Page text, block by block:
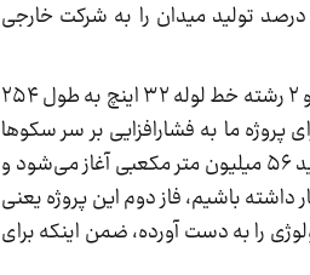
و ۹ میلیون دلار است و این که گفته می‌شود دولت رفته قراردادی بسته که در طول ۲۰ سال، ۵۰ درصد تولید میدان را به شرکت خارجی
به گفته زنگنه قرار است که «در راستای اجرای این قرارداد ۳۰ حلقه چاه حفر شود، ‌۲ سکو احداث شود و ۲ رشته خط لوله ۳۲ اینچ به طول ۲۵۴
هزینه دارد. در فاز دوم اجرای پروژه ما به فشارافزایی بر سر سکوها
می‌پردازیم که باعث می‌شود تولیدمان تداوم یابد. بعد از ۳ سال و نیم که فاز اول وارد مدار شد تولید ۵۶ میلیون متر مکعبی آغاز می‌شود و
باشیم، فاز دوم این پروژه یعنی
این تکنولوژی را به دست آورده، ضمن اینکه برای